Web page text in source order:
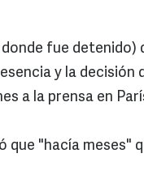
fue detenido)
y la decisión
a la prensa en
"hacía meses"